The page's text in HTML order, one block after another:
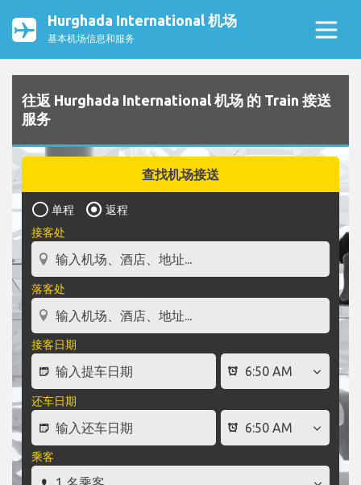
Hurghada International 机场
基本机场信息和服务
往返 Hurghada International 机场 的 Train 接送
服务
查找机场接送
单程
返程
接客处
落客处
接客日期
还车日期
乘客